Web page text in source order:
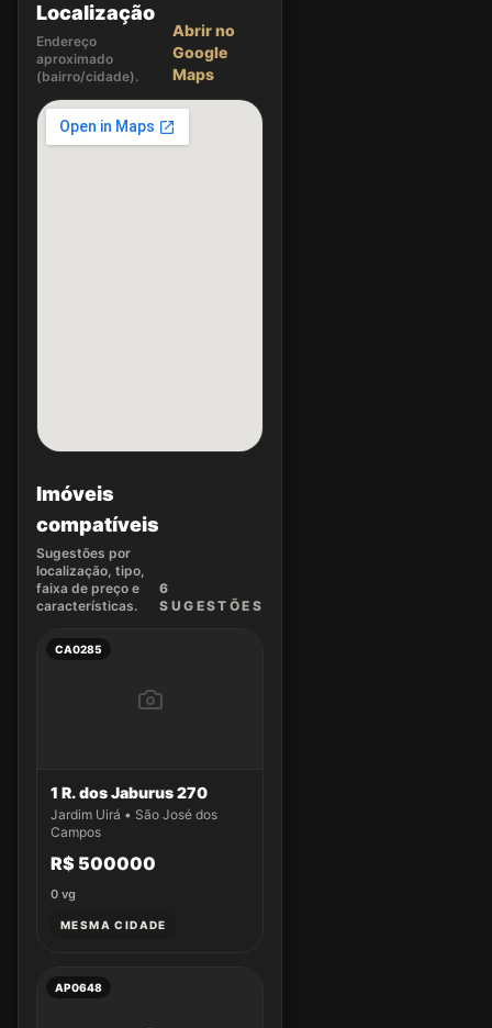
Localização
Endereço
aproximado
(bairro/cidade).
Abrir no
Google
Maps
Imóveis
compatíveis
Sugestões por
localização, tipo,
faixa de preço e
características.
6
SUGEST ÕES
CA0285
1 R. dos Jaburus 270
Jardim Uirá • São José dos
Campos
R$ 500000
0 vg
MESMA CIDADE
AP0648